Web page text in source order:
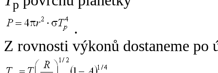
p
.
Z rovnosti výkonů dostaneme po